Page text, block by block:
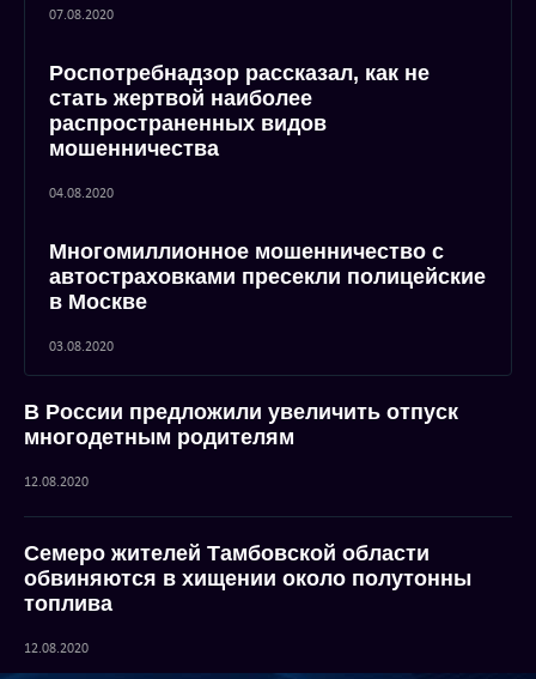
07.08.2020
Роспотребнадзор рассказал, как не
стать жертвой наиболее
распространенных видов
мошенничества
04.08.2020
Многомиллионное мошенничество с
автостраховками пресекли полицейские
в Москве
03.08.2020
В России предложили увеличить отпуск
многодетным родителям
12.08.2020
Семеро жителей Тамбовской области
обвиняются в хищении около полутонны
топлива
12.08.2020